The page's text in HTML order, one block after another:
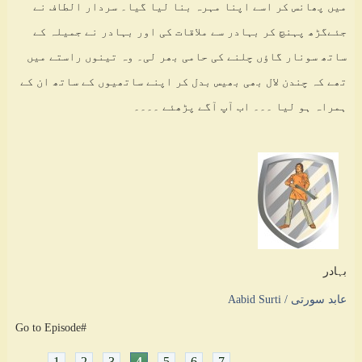
میں پھانس کر اسے اپنا مہرہ بنا لیا گیا۔ سردار الطاف نے
جئےگڑھ پہنچ کر بہادر سے ملاقات کی اور بہادر نے جمیلہ کے
ساتھ سونار گاؤں چلنے کی حامی بھر لی۔ وہ تینوں راستے میں
تھے کہ چندن لال بھی بھیس بدل کر اپنے ساتھیوں کے ساتھ ان کے
ہمراہ ہو لیا ۔۔۔ اب آپ آگے پڑھئے ۔۔۔۔
بہادر
عابد سورتی / Aabid Surti
Go to Episode#